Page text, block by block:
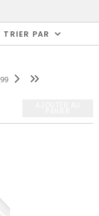
TRIER PAR
99